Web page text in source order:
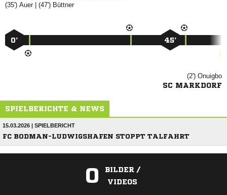
(35') | (47') 
0’ 45’
(2') 
SC MARKDORF
SPIELBERICHTE & NEWS
15.03.2026 | SPIELBERICHT
FC BODMAN-LUDWIGSHAFEN STOPPT TALFAHRT
0
BILDER /
VIDEOS